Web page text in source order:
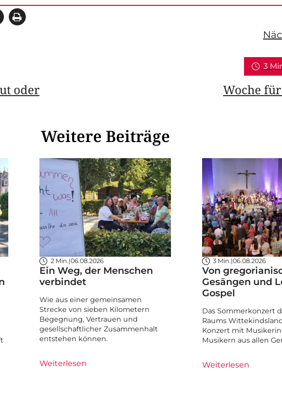
oder
3
Woche
Weitere Beiträge
2 Min.|06.08.2026
Ein Weg, der Menschen
verbindet
Wie aus einer gemeinsamen
Strecke von sieben Kilometern
Begegnung, Vertrauen und
gesellschaftlicher Zusammenhalt
entstehen können.
Weiterlesen
3 Min.|06.08.2026
Von
Gesängen und
Gospel
Das Sommerkonzert
Raums
Konzert mit
Musikern aus allen
Weiterlesen